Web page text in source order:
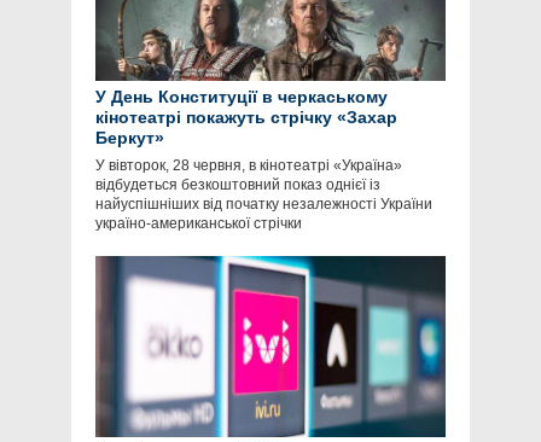
У День Конституції в черкаському
кінотеатрі покажуть стрічку «Захар
Беркут»
У вівторок, 28 червня, в кінотеатрі «Україна»
відбудеться безкоштовний показ однієї із
найуспішніших від початку незалежності України
україно-американської стрічки